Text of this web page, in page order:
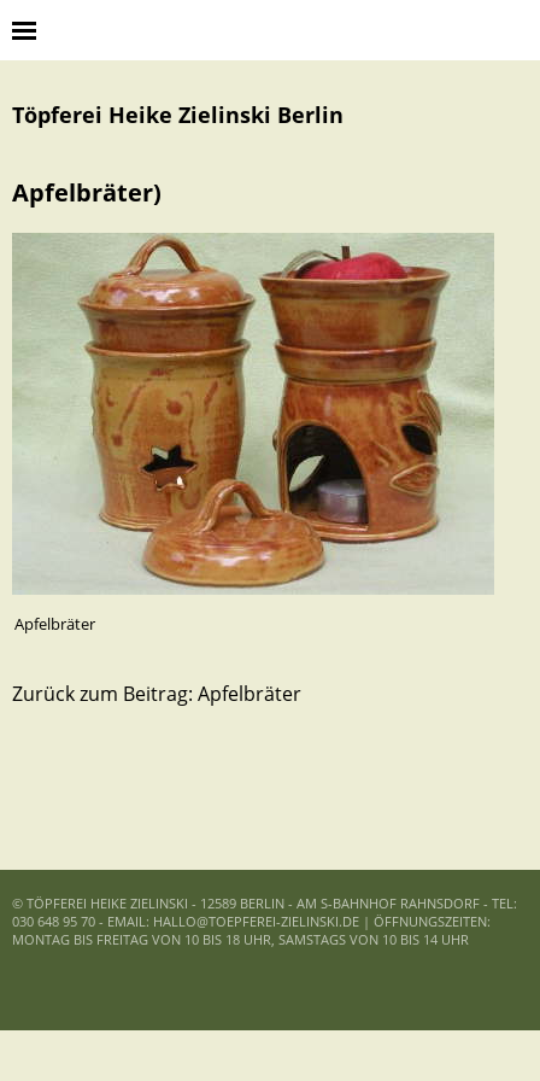
Töpferei Heike Zielinski Berlin
Apfelbräter)
Apfelbräter
Zurück zum Beitrag: Apfelbräter
© TÖPFEREI HEIKE ZIELINSKI - 12589 BERLIN - AM S-BAHNHOF RAHNSDORF - TEL:
030 648 95 70 - EMAIL: HALLO@TOEPFEREI-ZIELINSKI.DE | ÖFFNUNGSZEITEN:
MONTAG BIS FREITAG VON 10 BIS 18 UHR, SAMSTAGS VON 10 BIS 14 UHR